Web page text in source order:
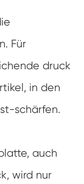
Für
druck
in den
schärfen.
auch
wird nur